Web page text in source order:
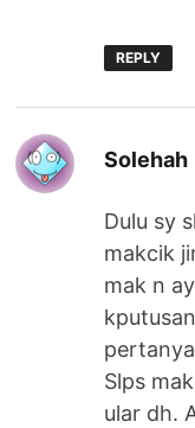
REPLY
Solehah
Dulu sy
makcik
mak n
Slps
ular dh.